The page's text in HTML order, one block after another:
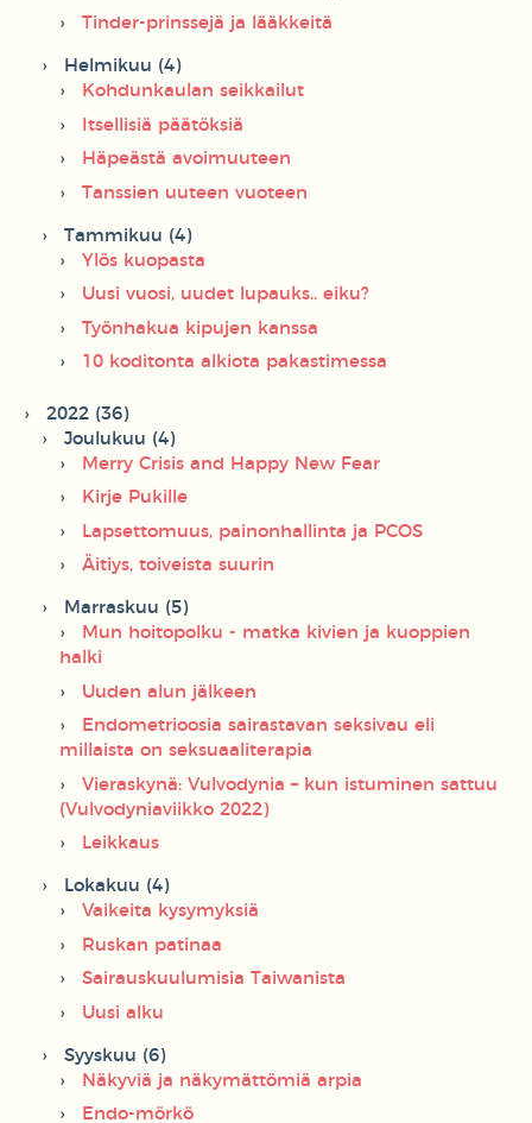
Tinder-prinssejä ja lääkkeitä
Helmikuu (4)
Kohdunkaulan seikkailut
Itsellisiä päätöksiä
Häpeästä avoimuuteen
Tanssien uuteen vuoteen
Tammikuu (4)
Ylös kuopasta
Uusi vuosi, uudet lupauks.. eiku?
Työnhakua kipujen kanssa
10 koditonta alkiota pakastimessa
2022 (36)
Joulukuu (4)
Merry Crisis and Happy New Fear
Kirje Pukille
Lapsettomuus, painonhallinta ja PCOS
Äitiys, toiveista suurin
Marraskuu (5)
Mun hoitopolku - matka kivien ja kuoppien
halki
Uuden alun jälkeen
Endometrioosia sairastavan seksivau eli
millaista on seksuaaliterapia
Vieraskynä: Vulvodynia – kun istuminen sattuu
(Vulvodyniaviikko 2022)
Leikkaus
Lokakuu (4)
Vaikeita kysymyksiä
Ruskan patinaa
Sairauskuulumisia Taiwanista
Uusi alku
Syyskuu (6)
Näkyviä ja näkymättömiä arpia
Endo-mörkö